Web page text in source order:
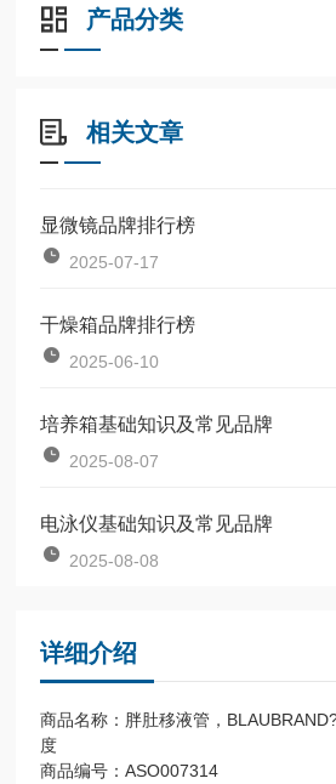
产品分类
相关文章
显微镜品牌排行榜
2025-07-17
干燥箱品牌排行榜
2025-06-10
培养箱基础知识及常见品牌
2025-08-07
电泳仪基础知识及常见品牌
2025-08-08
详细介绍
商品名称：胖肚移液管，
度
商品编号：ASO007314